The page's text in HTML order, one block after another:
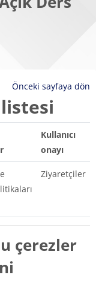
Önceki sayfaya dön
Kullanıcı
onayı
Ziyaretçiler
çerezler